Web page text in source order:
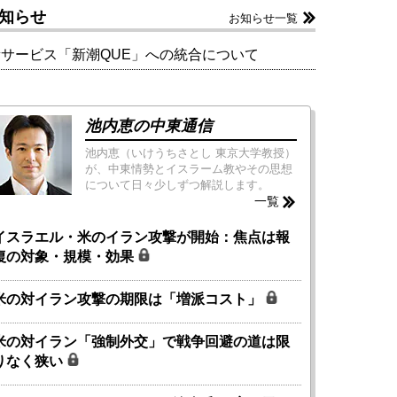
らせ お知らせ一覧
ービス「新潮QUE」への統合について
池内恵の中東通信
池内恵（いけうちさとし 東京大学教授）
が、中東情勢とイスラーム教やその思想
について日々少しずつ解説します。
一覧
スラエル・米のイラン攻撃が開始：焦点は報
の対象・規模・効果
の対イラン攻撃の期限は「増派コスト」
の対イラン「強制外交」で戦争回避の道は限
なく狭い